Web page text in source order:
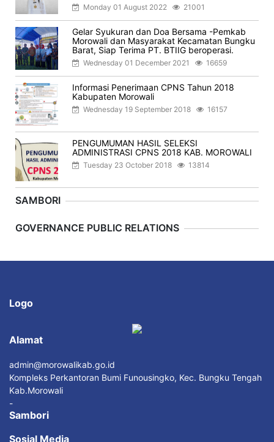
Monday 01 August 2022 21001
Gelar Syukuran dan Doa Bersama -Pemkab
Morowali dan Masyarakat Kecamatan Bungku
Barat, Siap Terima PT. BTIIG beroperasi.
Wednesday 01 December 2021 16659
Informasi Penerimaan CPNS Tahun 2018
Kabupaten Morowali
Wednesday 19 September 2018 16157
PENGUMUMAN HASIL SELEKSI
ADMINISTRASI CPNS 2018 KAB. MOROWALI
Tuesday 23 October 2018 13814
SAMBORI
Previous
GOVERNANCE PUBLIC RELATIONS
Logo
Alamat
admin@morowalikab.go.id
Kompleks Perkantoran Bumi Funousingko, Kec. Bungku Tengah
Kab.Morowali
-
Sambori
Sosial Media